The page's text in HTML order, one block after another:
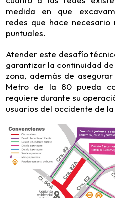
medida en que
redes que hace necesario
puntuales.
Atender este desafío
garantizar la continuidad
zona, además de
Metro de la 80 pueda
requiere durante su
usuarios del occidente de